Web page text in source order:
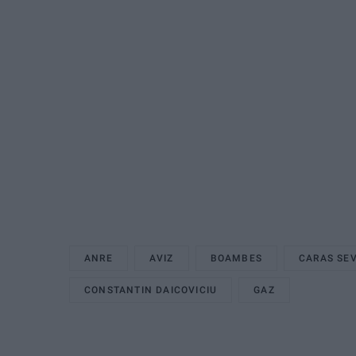
ANRE AVIZ BOAMBES CARAS
CONSTANTIN DAICOVICIU GAZ